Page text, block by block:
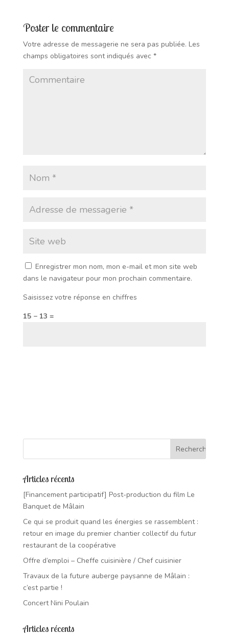
Poster le commentaire
Votre adresse de messagerie ne sera pas publiée. Les
champs obligatoires sont indiqués avec *
Enregistrer mon nom, mon e-mail et mon site web
dans le navigateur pour mon prochain commentaire.
Saisissez votre réponse en chiffres
15 − 13 =
Articles récents
[Financement participatif] Post-production du film Le
Banquet de Mâlain
Ce qui se produit quand les énergies se rassemblent :
retour en image du premier chantier collectif du futur
restaurant de la coopérative
Offre d’emploi – Cheffe cuisinière / Chef cuisinier
Travaux de la future auberge paysanne de Mâlain :
c’est partie !
Concert Nini Poulain
Articles récents